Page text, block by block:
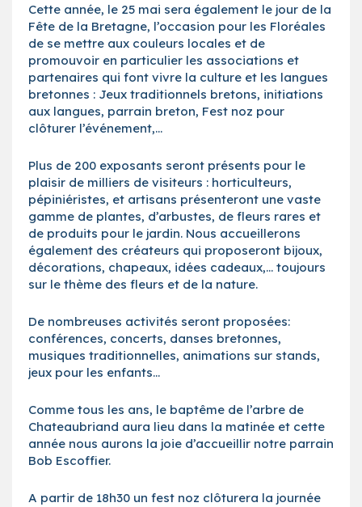
Cette année, le 25 mai sera également le jour de la
Fête de la Bretagne, l’occasion pour les Floréales
de se mettre aux couleurs locales et de
promouvoir en particulier les associations et
partenaires qui font vivre la culture et les langues
bretonnes : Jeux traditionnels bretons, initiations
aux langues, parrain breton, Fest noz pour
clôturer l’événement,…
Plus de 200 exposants seront présents pour le
plaisir de milliers de visiteurs : horticulteurs,
pépiniéristes, et artisans présenteront une vaste
gamme de plantes, d’arbustes, de fleurs rares et
de produits pour le jardin. Nous accueillerons
également des créateurs qui proposeront bijoux,
décorations, chapeaux, idées cadeaux,… toujours
sur le thème des fleurs et de la nature.
De nombreuses activités seront proposées:
conférences, concerts, danses bretonnes,
musiques traditionnelles, animations sur stands,
jeux pour les enfants…
Comme tous les ans, le baptême de l’arbre de
Chateaubriand aura lieu dans la matinée et cette
année nous aurons la joie d’accueillir notre parrain
Bob Escoffier.
A partir de 18h30 un fest noz clôturera la journée